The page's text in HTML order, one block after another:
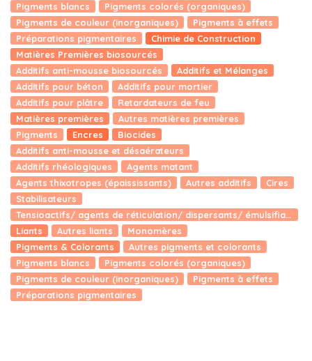
Pigments blancs
Pigments colorés (organiques)
Pigments de couleur (inorganiques)
Pigments à effets
Préparations pigmentaires
Chimie de Construction
Matières Premières biosourcés
Additifs anti-mousse biosourcés
Additifs et Mélanges
Additifs pour béton
Additifs pour mortier
Additifs pour plâtre
Retardateurs de feu
Matières premières
Autres matières premières
Pigments
Encres
Biocides
Additifs anti-mousse et désaérateurs
Additifs rhéologiques
Agents matant
Agents thixotropes (épaississants)
Autres additifs
Cires
Stabilisateurs
Tensioactifs/ agents de réticulation/ dispersants/ émulsifiants
Liants
Autres liants
Monomères
Pigments & Colorants
Autres pigments et colorants
Pigments blancs
Pigments colorés (organiques)
Pigments de couleur (inorganiques)
Pigments à effets
Préparations pigmentaires